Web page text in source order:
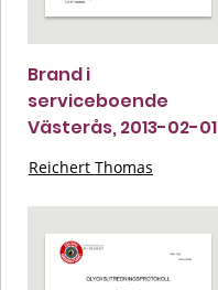
Brand i
serviceboende
Västerås, 2013-02-01
Reichert Thomas